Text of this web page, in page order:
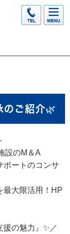
ご紹介🌿
設のM＆A
ポートのコンサ
最大限活用！HP
の魅力』✨／